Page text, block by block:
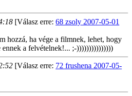
[Válasz erre: 68 zsoly 2007-05-01
hozzá, ha vége a filmnek, lehet, hogy
ennek a felvételnek!... ;-)))))))))))))))
[Válasz erre: 72 frushena 2007-05-